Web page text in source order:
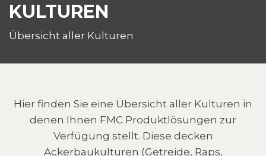
KULTUREN
Übersicht aller Kulturen
Hier finden Sie eine Übersicht aller Kulturen in
denen Ihnen FMC Produktlösungen zur
Verfügung stellt. Diese decken
Ackerbaukulturen (Getreide, Raps,